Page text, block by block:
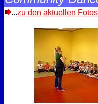
...zu den aktuellen